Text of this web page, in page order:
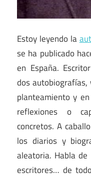
Estoy leyendo la
se ha publicado
en España.
dos
planteamiento y
reflexiones o
concretos. A
los diarios y
aleatoria. Habla
escritores… de